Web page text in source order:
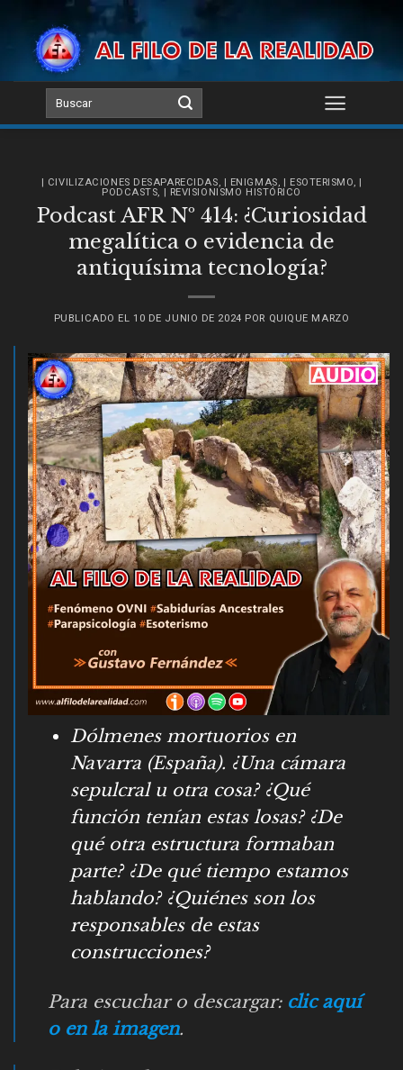
content
| CIVILIZACIONES DESAPARECIDAS, | ENIGMAS, | ESOTERISMO, |
PODCASTS, | REVISIONISMO HISTÓRICO
Podcast AFR Nº 414: ¿Curiosidad
megalítica o evidencia de
antiquísima tecnología?
PUBLICADO EL 10 DE JUNIO DE 2024 POR QUIQUE MARZO
Dólmenes mortuorios en
Navarra (España). ¿Una cámara
sepulcral u otra cosa? ¿Qué
función tenían estas losas? ¿De
qué otra estructura formaban
parte? ¿De qué tiempo estamos
hablando? ¿Quiénes son los
responsables de estas
construcciones?
Para escuchar o descargar: clic aquí
o en la imagen.